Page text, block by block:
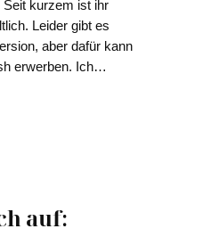
Seit kurzem ist ihr
Leider gibt es
aber dafür kann
erwerben. Ich…
auf: